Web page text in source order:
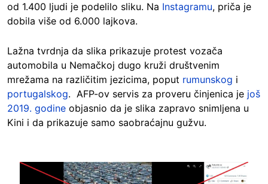
od 1.400 ljudi je podelilo sliku. Na Instagramu, priča je
dobila više od 6.000 lajkova.
Lažna tvrdnja da slika prikazuje protest vozača
automobila u Nemačkoj dugo kruži društvenim
mrežama na različitim jezicima, poput rumunskog i
portugalskog. AFP-ov servis za proveru činjenica je još
2019. godine objasnio da je slika zapravo snimljena u
Kini i da prikazuje samo saobraćajnu gužvu.
Image